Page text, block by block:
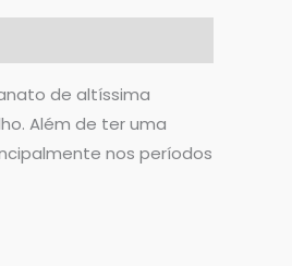
de altíssima
Além de ter uma
nos períodos